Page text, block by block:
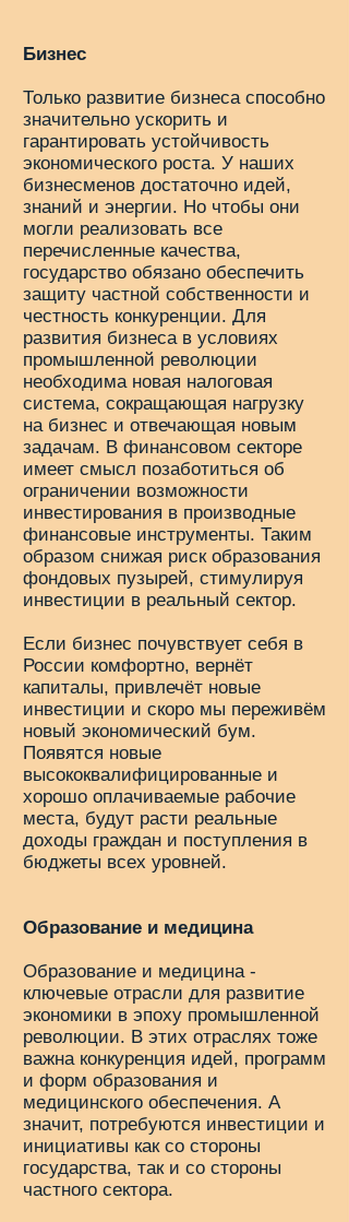
Бизнес
Только развитие бизнеса способно
значительно ускорить и
гарантировать устойчивость
экономического роста. У наших
бизнесменов достаточно идей,
знаний и энергии. Но чтобы они
могли реализовать все
перечисленные качества,
государство обязано обеспечить
защиту частной собственности и
честность конкуренции. Для
развития бизнеса в условиях
промышленной революции
необходима новая налоговая
система, сокращающая нагрузку
на бизнес и отвечающая новым
задачам. В финансовом секторе
имеет смысл позаботиться об
ограничении возможности
инвестирования в производные
финансовые инструменты. Таким
образом снижая риск образования
фондовых пузырей, стимулируя
инвестиции в реальный сектор.
Если бизнес почувствует себя в
России комфортно, вернёт
капиталы, привлечёт новые
инвестиции и скоро мы переживём
новый экономический бум.
Появятся новые
высококвалифицированные и
хорошо оплачиваемые рабочие
места, будут расти реальные
доходы граждан и поступления в
бюджеты всех уровней.
Образование и медицина
Образование и медицина -
ключевые отрасли для развитие
экономики в эпоху промышленной
революции. В этих отраслях тоже
важна конкуренция идей, программ
и форм образования и
медицинского обеспечения. А
значит, потребуются инвестиции и
инициативы как со стороны
государства, так и со стороны
частного сектора.